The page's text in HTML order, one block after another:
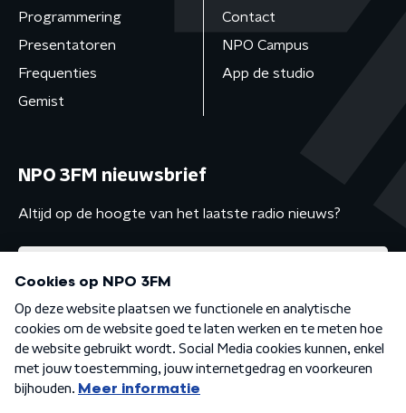
Programmering
Presentatoren
Frequenties
Gemist
Contact
NPO Campus
App de studio
NPO 3FM nieuwsbrief
Altijd op de hoogte van het laatste radio nieuws?
Algemene voorwaarden Privacybeleid